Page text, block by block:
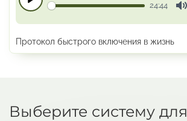
Play 24:44
Протокол быстрого включения в жизнь
Выберите систему для